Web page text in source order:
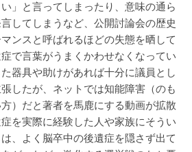
」と言ってしまったり、意味の通ら
してしまうなど、公開討論会の歴史
ンスと呼ばれるほどの失態を晒して
で言葉がうまくかわせなくなってい
器具や助けがあれば十分に議員とし
したが、ネットでは知能障害（のも
）だと著者を馬鹿にする動画が拡散
を実際に経験した人や家族にそうい
、よく脳卒中の後遺症を隠さず出て